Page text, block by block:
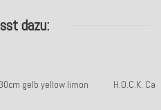
dazu:
gelb yellow limon H.O.C.K.